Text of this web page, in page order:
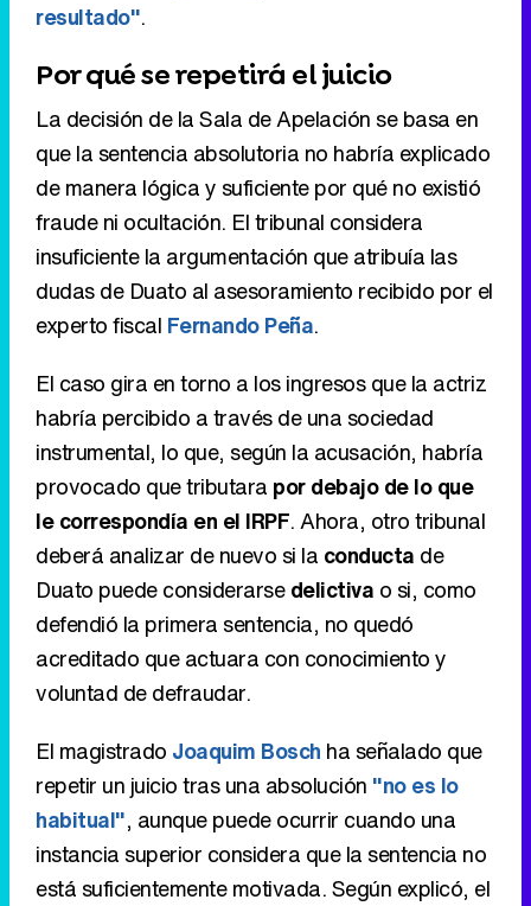
resultado".
Por qué se repetirá el juicio
La decisión de la Sala de Apelación se basa en
que la sentencia absolutoria no habría explicado
de manera lógica y suficiente por qué no existió
fraude ni ocultación. El tribunal considera
insuficiente la argumentación que atribuía las
dudas de Duato al asesoramiento recibido por el
experto fiscal Fernando Peña.
El caso gira en torno a los ingresos que la actriz
habría percibido a través de una sociedad
instrumental, lo que, según la acusación, habría
provocado que tributara por debajo de lo que
le correspondía en el IRPF. Ahora, otro tribunal
deberá analizar de nuevo si la conducta de
Duato puede considerarsedelictiva o si, como
defendió la primera sentencia, no quedó
acreditado que actuara con conocimiento y
voluntad de defraudar.
El magistrado Joaquim Bosch ha señalado que
repetir un juicio tras una absolución "no es lo
habitual", aunque puede ocurrir cuando una
instancia superior considera que la sentencia no
está suficientemente motivada. Según explicó, el